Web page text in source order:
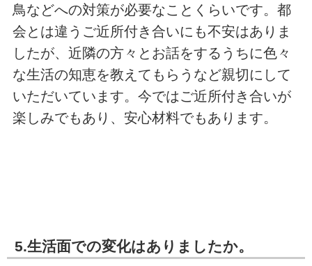
鳥などへの対策が必要なことくらいです。都
会とは違うご近所付き合いにも不安はありま
したが、近隣の方々とお話をするうちに色々
な生活の知恵を教えてもらうなど親切にして
いただいています。今ではご近所付き合いが
楽しみでもあり、安心材料でもあります。
5.生活面での変化はありましたか。